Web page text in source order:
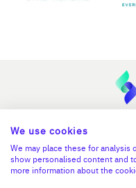
Le C.R.A
We use cookies
We may place these for analysis
show personalised content and
more information about the